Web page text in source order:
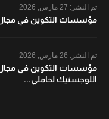
تم النشر:
مؤسسات التكوين في مجال
تم النشر:
مؤسسات التكوين في مجال
اللوجستيك لحاملي...